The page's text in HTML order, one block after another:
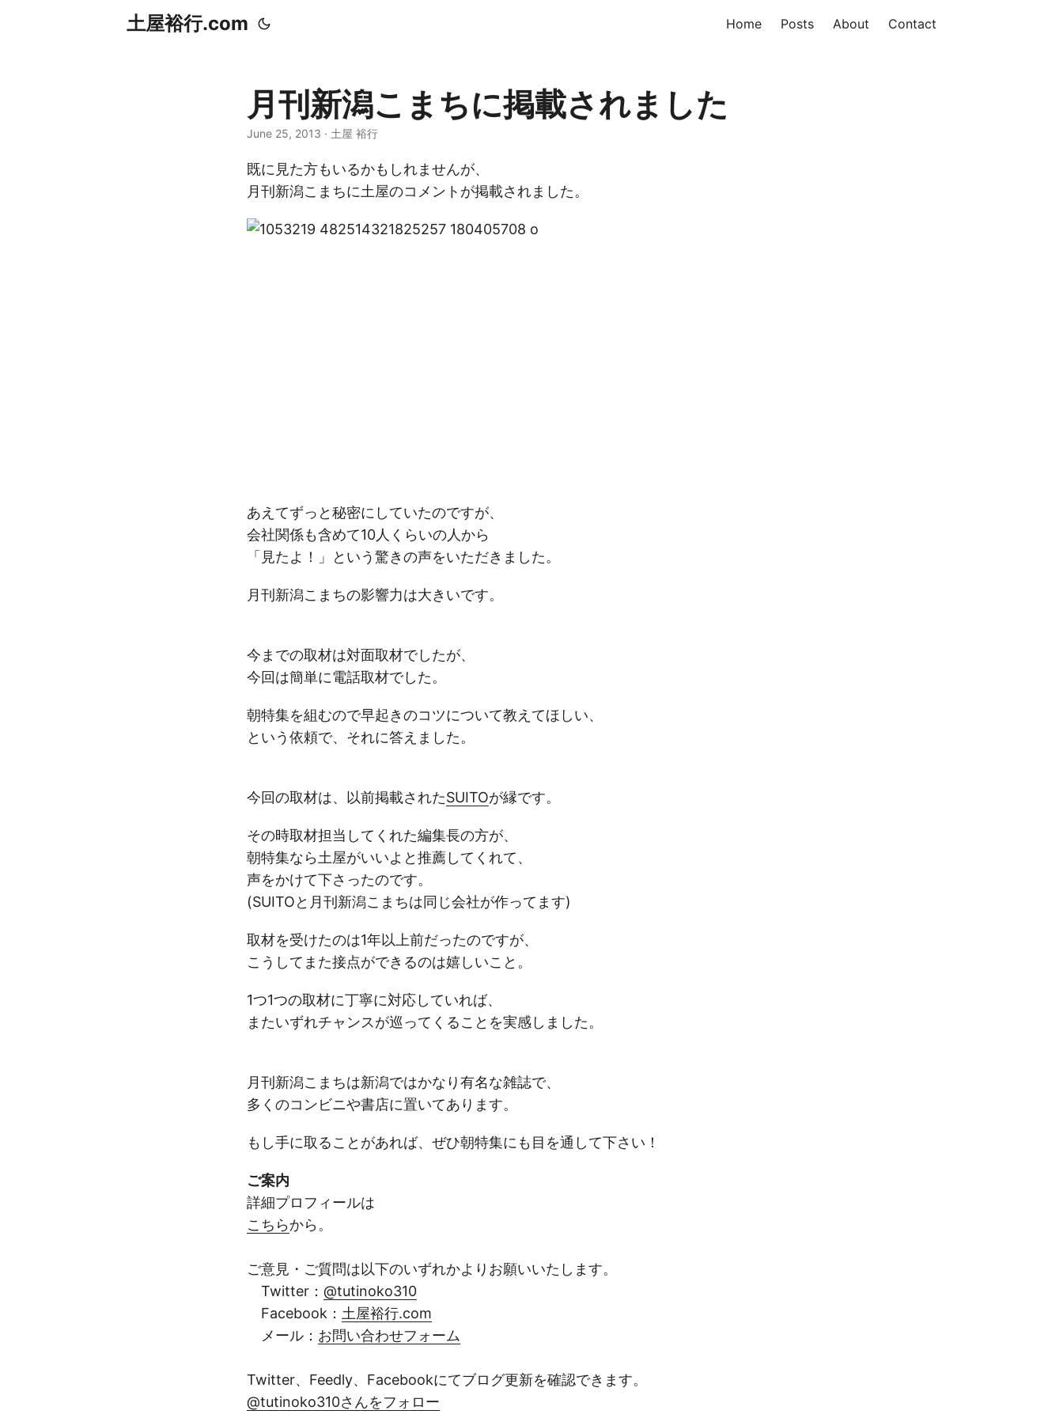
土屋裕行.com Home Posts About Contact
月刊新潟こまちに掲載されました
June 25, 2013 · 土屋 裕行
既に見た方もいるかもしれませんが、
月刊新潟こまちに土屋のコメントが掲載されました。
あえてずっと秘密にしていたのですが、
会社関係も含めて10人くらいの人から
「見たよ！」という驚きの声をいただきました。
月刊新潟こまちの影響力は大きいです。
今までの取材は対面取材でしたが、
今回は簡単に電話取材でした。
朝特集を組むので早起きのコツについて教えてほしい、
という依頼で、それに答えました。
今回の取材は、以前掲載されたSUITOが縁です。
その時取材担当してくれた編集長の方が、
朝特集なら土屋がいいよと推薦してくれて、
声をかけて下さったのです。
(SUITOと月刊新潟こまちは同じ会社が作ってます)
取材を受けたのは1年以上前だったのですが、
こうしてまた接点ができるのは嬉しいこと。
1つ1つの取材に丁寧に対応していれば、
またいずれチャンスが巡ってくることを実感しました。
月刊新潟こまちは新潟ではかなり有名な雑誌で、
多くのコンビニや書店に置いてあります。
もし手に取ることがあれば、ぜひ朝特集にも目を通して下さい！
ご案内
詳細プロフィールは
こちらから。
ご意見・ご質問は以下のいずれかよりお願いいたします。
Twitter： @tutinoko310
Facebook： 土屋裕行.com
メール： お問い合わせフォーム
Twitter、Feedly、Facebookにてブログ更新を確認できます。
@tutinoko310さんをフォロー